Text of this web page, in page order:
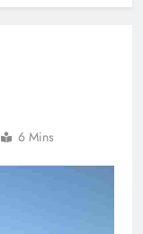
6 Mins